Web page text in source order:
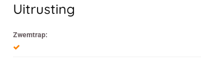
Uitrusting
Zwemtrap: